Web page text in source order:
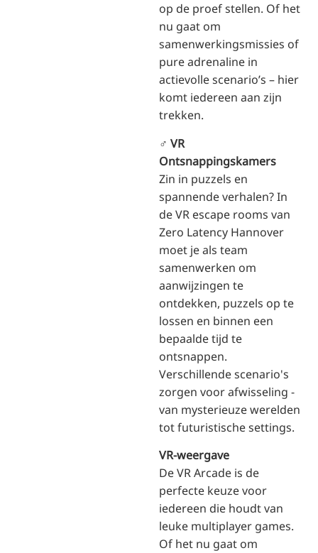
op de proef stellen. Of het
nu gaat om
samenwerkingsmissies of
pure adrenaline in
actievolle scenario’s – hier
komt iedereen aan zijn
trekken.
️‍♂️ VR
Ontsnappingskamers
Zin in puzzels en
spannende verhalen? In
de VR escape rooms van
Zero Latency Hannover
moet je als team
samenwerken om
aanwijzingen te
ontdekken, puzzels op te
lossen en binnen een
bepaalde tijd te
ontsnappen.
Verschillende scenario's
zorgen voor afwisseling -
van mysterieuze werelden
tot futuristische settings.
VR-weergave
De VR Arcade is de
perfecte keuze voor
iedereen die houdt van
leuke multiplayer games.
Of het nu gaat om